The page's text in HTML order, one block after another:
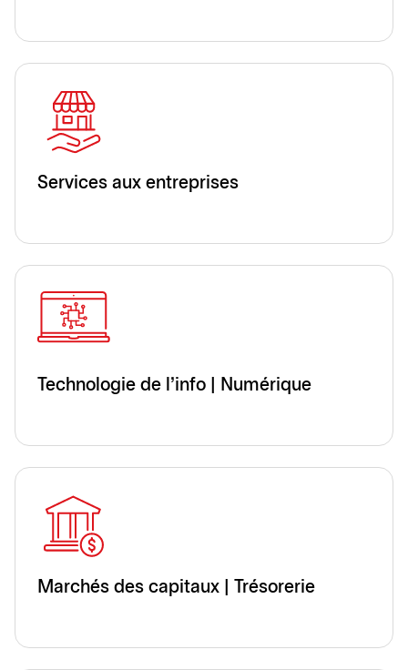
Services aux entreprises
Technologie de l'info | Numérique
Marchés des capitaux | Trésorerie